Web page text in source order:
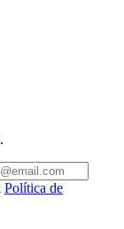
Política de